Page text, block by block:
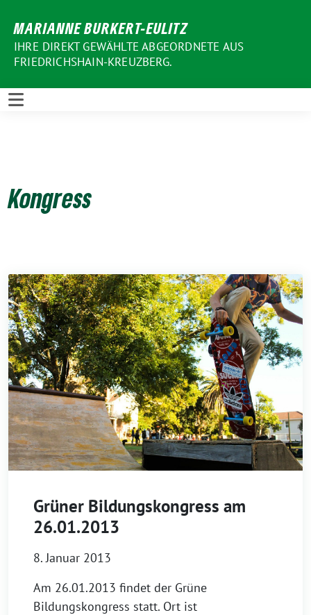
zum
Inhalt
MARIANNE BURKERT-EULITZ
IHRE DIREKT GEWÄHLTE ABGEORDNETE AUS
FRIEDRICHSHAIN-KREUZBERG.
Kongress
Grüner Bildungskongress am
26.01.2013
8. Januar 2013
Am 26.01.2013 findet der Grüne
Bildungskongress statt. Ort ist